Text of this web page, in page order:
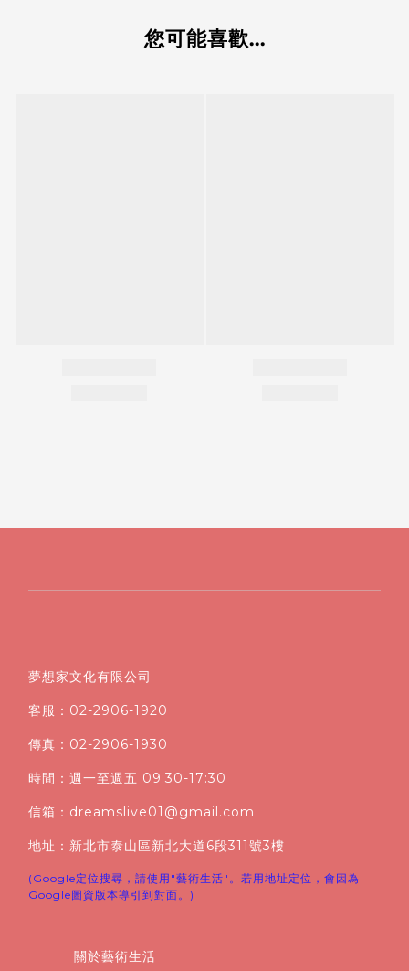
您可能喜歡...
夢想家文化有限公司
客服：02-2906-1920
傳真：02-2906-1930
時間：週一至週五 09:30-17:30
信箱：dreamslive01@gmail.com
地址：新北市泰山區新北大道6段311號3樓
(Google定位搜尋，請使用"藝術生活"。若用地址定位，會因為
Google圖資版本導引到對面。)
關於藝術生活